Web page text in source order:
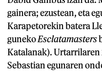
gainera; ezustean, eta
Karapetorekin batera
gunekoEsclatamasters
Katalanak). Urtarrilaren
Sebastian egunaren